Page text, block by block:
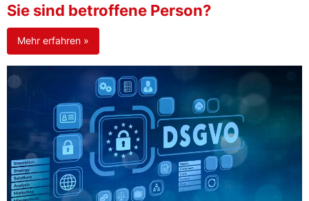
Sie sind betroffene Person?
Mehr erfahren »